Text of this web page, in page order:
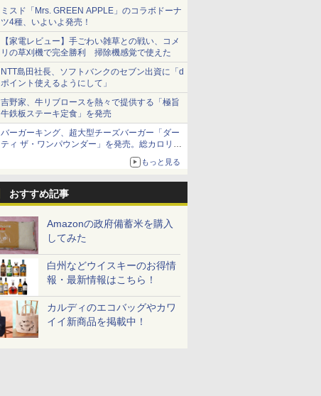
ミスド「Mrs. GREEN APPLE」のコラボドーナ
ツ4種、いよいよ発売！
【家電レビュー】手ごわい雑草との戦い、コメ
リの草刈機で完全勝利 掃除機感覚で使えた
NTT島田社長、ソフトバンクのセブン出資に「d
ポイント使えるようにして」
吉野家、牛リブロースを熱々で提供する「極旨
牛鉄板ステーキ定食」を発売
バーガーキング、超大型チーズバーガー「ダー
ティ ザ・ワンパウンダー」を発売。総カロリー
もっと見る
おすすめ記事
Amazonの政府備蓄米を購入
してみた
白州などウイスキーのお得情
報・最新情報はこちら！
カルディのエコバッグやカワ
イイ新商品を掲載中！